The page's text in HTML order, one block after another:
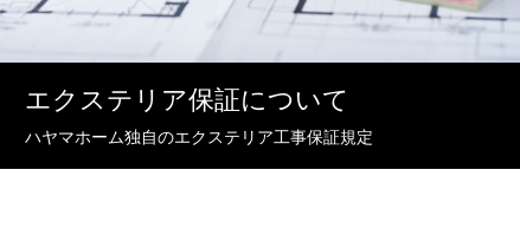
エクステリア保証について
ハヤマホーム独自のエクステリア工事保証規定